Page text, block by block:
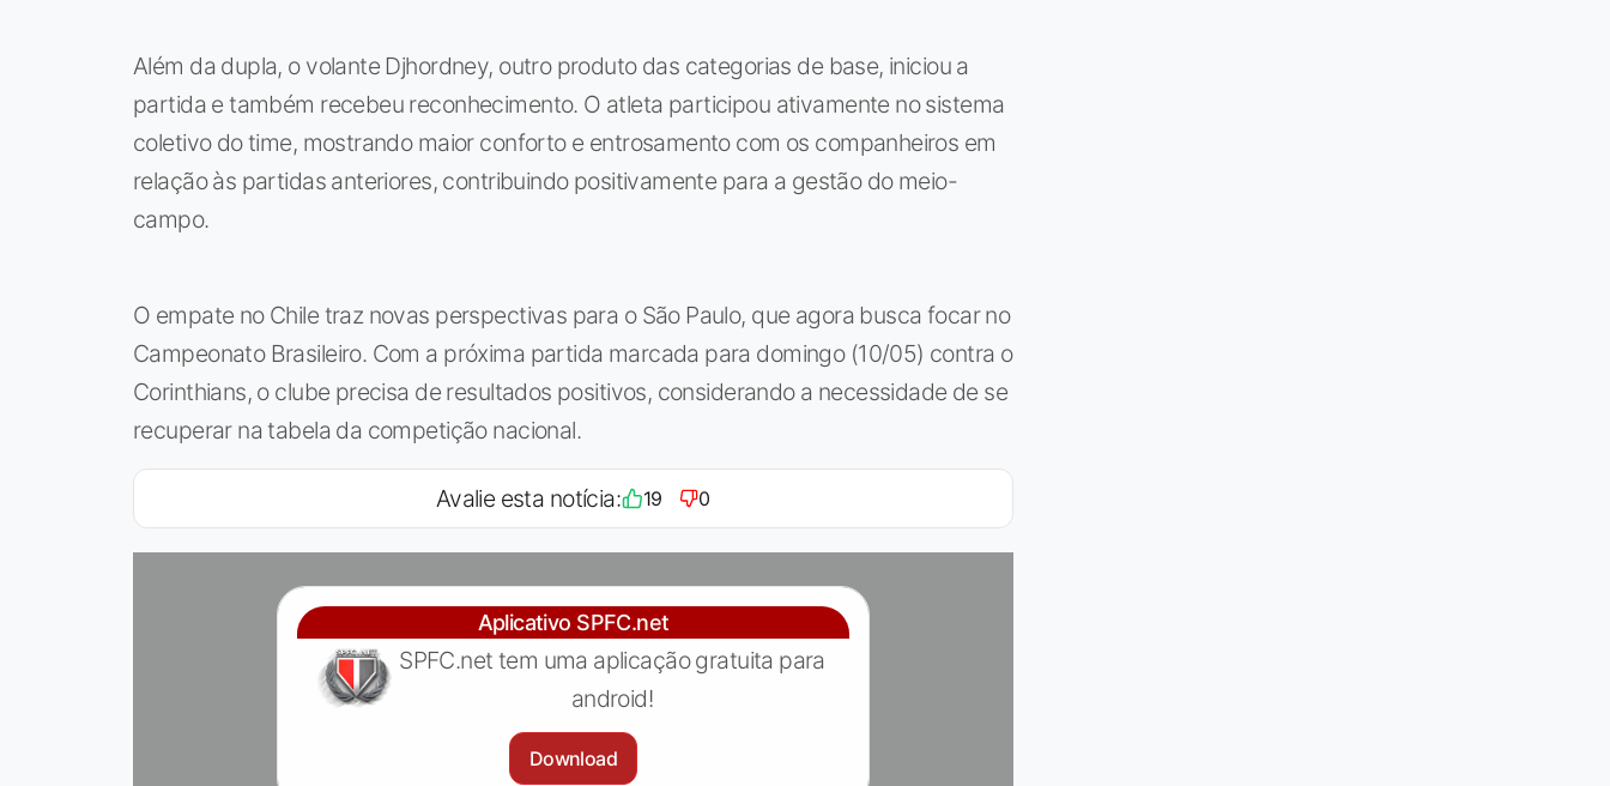
Além da dupla, o volante Djhordney, outro produto das categorias de base, iniciou a
partida e também recebeu reconhecimento. O atleta participou ativamente no sistema
coletivo do time, mostrando maior conforto e entrosamento com os companheiros em
relação às partidas anteriores, contribuindo positivamente para a gestão do meio-
campo.
O empate no Chile traz novas perspectivas para o São Paulo, que agora busca focar no
Campeonato Brasileiro. Com a próxima partida marcada para domingo (10/05) contra o
Corinthians, o clube precisa de resultados positivos, considerando a necessidade de se
recuperar na tabela da competição nacional.
Avalie esta notícia: 19 0
Aplicativo SPFC.net
SPFC.net tem uma aplicação gratuita para
android!
Download